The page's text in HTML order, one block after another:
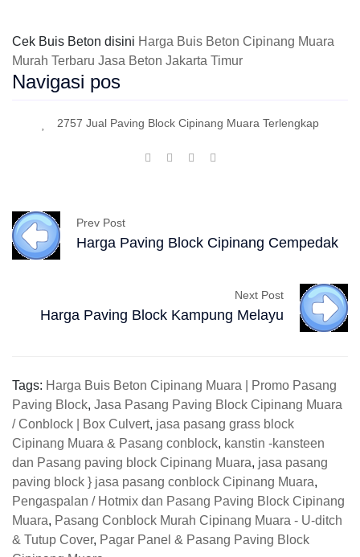
Cek Buis Beton disini Harga Buis Beton Cipinang Muara
Murah Terbaru Jasa Beton Jakarta Timur
Navigasi pos
2757 Jual Paving Block Cipinang Muara Terlengkap
Prev Post
Harga Paving Block Cipinang Cempedak
Next Post
Harga Paving Block Kampung Melayu
Tags: Harga Buis Beton Cipinang Muara | Promo Pasang
Paving Block, Jasa Pasang Paving Block Cipinang Muara
/ Conblock | Box Culvert, jasa pasang grass block
Cipinang Muara & Pasang conblock, kanstin -kansteen
dan Pasang paving block Cipinang Muara, jasa pasang
paving block } jasa pasang conblock Cipinang Muara,
Pengaspalan / Hotmix dan Pasang Paving Block Cipinang
Muara, Pasang Conblock Murah Cipinang Muara - U-ditch
& Tutup Cover, Pagar Panel & Pasang Paving Block